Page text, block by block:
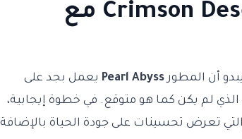
تطورات جديدة في لعبة Crimson Desert مع
أن المطورPearl Abyss يعمل بجد على
لم يكن كما هو متوقع. في خطوة إيجابية،
تعرض تحسينات على جودة الحياة بالإضافة